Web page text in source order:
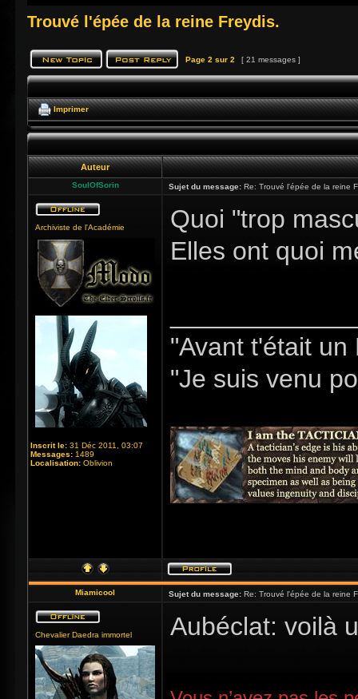
Trouvé l'épée de la reine Freydis.
Page 2 sur 2 [ 21 messages ]
Imprimer
Auteur
SoulOfSorin Sujet du message: Re: Trouvé l'épée de la reine
Archiviste de l'Académie
Inscrit le: 31 Déc 2011, 03:07
Messages: 1489
Localisation: Oblivion
Quoi "trop
Elles ont quoi
"Avant t'était
"Je suis venu
Miamicool Sujet du message: Re: Trouvé l'épée de la reine
Chevalier Daedra immortel Aubéclat: voilà